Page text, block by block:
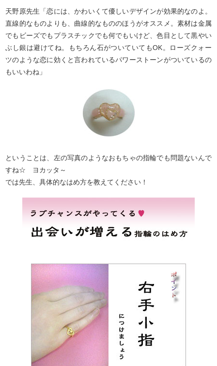
天野原先生「恋には、かわいくて優しいデザインが効果的なのよ。
直線的なものよりも、曲線的なもののほうがオススメ。素材は金属
でもビーズでもプラスチックでも何でもいけど、色目として黒やい
ぶし銀は避けてね。もちろん石がついていてもOK。ローズクォー
ツのような恋に効くと言われているパワーストーンがついているの
もいいわね」
ということは、左の写真のようなおもちゃの指輪でも問題ないんで
すね☆ ヨカッタ～
では先生、具体的なはめ方を教えてください！